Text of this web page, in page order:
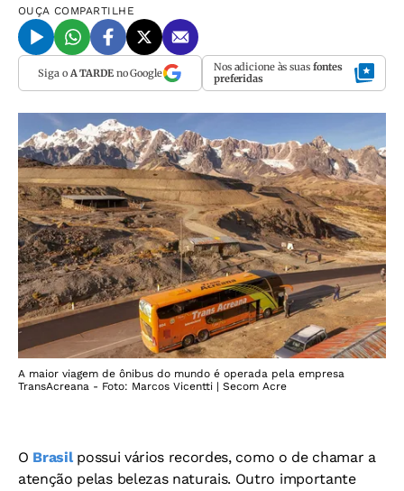
OUÇA COMPARTILHE
Siga o A TARDEno Google Nos adicione às suas fontes
preferidas
A maior viagem de ônibus do mundo é operada pela empresa
TransAcreana - Foto: Marcos Vicentti | Secom Acre
O Brasilpossui vários recordes, como o de chamar a
atenção pelas belezas naturais. Outro importante